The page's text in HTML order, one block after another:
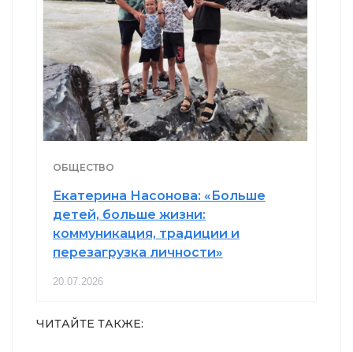
ОБЩЕСТВО
Екатерина Насонова: «Больше
детей, больше жизни:
коммуникация, традиции и
перезагрузка личности»
20.07.2026
ЧИТАЙТЕ ТАКЖЕ: